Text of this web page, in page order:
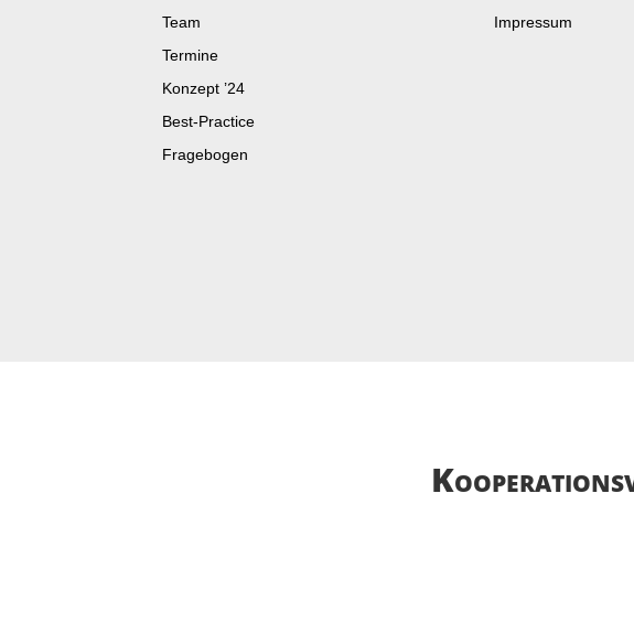
Team
Termine
Konzept ’24
Best-Practice
Fragebogen
Impressum